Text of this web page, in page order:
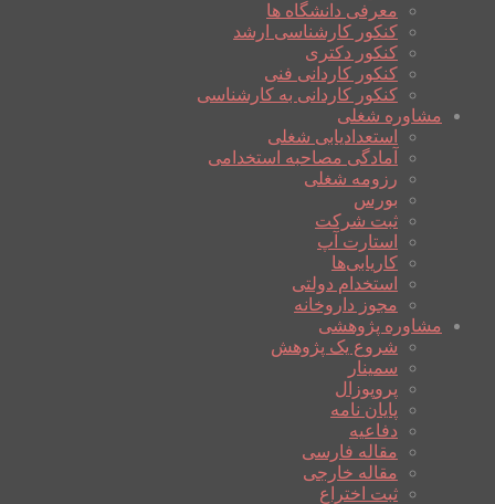
معرفی دانشگاه ها
کنکور کارشناسی ارشد
کنکور دکتری
کنکور کاردانی فنی
کنکور کاردانی به کارشناسی
مشاوره شغلی
استعدادیابی شغلی
آمادگی مصاحبه استخدامی
رزومه شغلی
بورس
ثبت شرکت
استارت آپ
کاریابی‌ها
استخدام دولتی
مجوز داروخانه
مشاوره پژوهشی
شروع یک پژوهش
سمینار
پروپوزال
پایان نامه
دفاعیه
مقاله فارسی
مقاله خارجی
ثبت اختراع